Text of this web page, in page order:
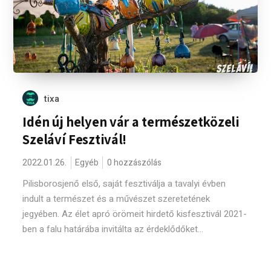
tixa
Idén új helyen vár a természetközeli
Szeláví Fesztivál!
2022.01.26. Egyéb 0 hozzászólás
Pilisborosjenő első, saját fesztiválja a tavalyi évben
indult a természet és a művészet szeretetének
jegyében. Az élet apró örömeit hirdető kisfesztivál 2021-
ben a falu határába invitálta az érdeklődőket...